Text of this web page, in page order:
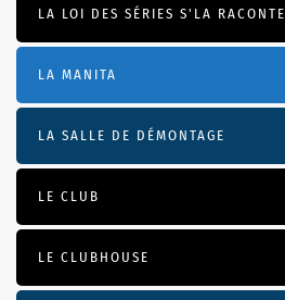
LA LOI DES SÉRIES S'LA RACONTE
LA MANITA
LA SALLE DE DÉMONTAGE
LE CLUB
LE CLUBHOUSE